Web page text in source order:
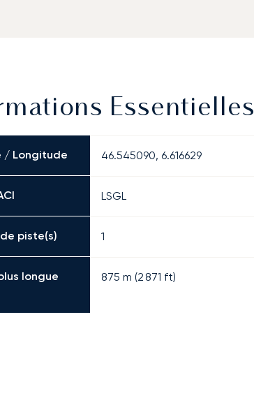
Essentielles
/ Longitude 46.545090, 6.616629
LSGL
piste(s) 1
longue 875 m (2 871 ft)